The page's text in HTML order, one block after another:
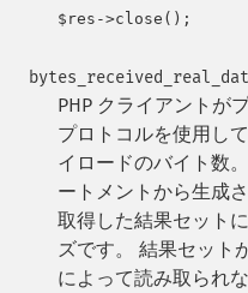
PHP クライアントが
プロトコルを使用して
イロードのバイト数。
ートメントから生成
取得した結果セット
ズです。 結果セット
によって読み取られ